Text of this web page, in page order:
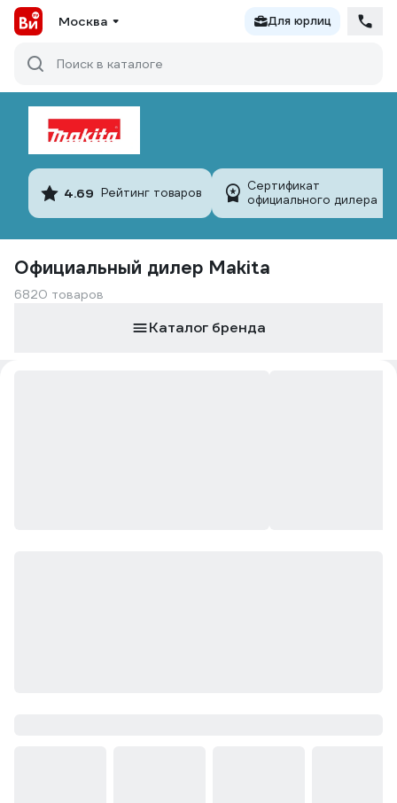
Москва Для юрлиц
Поиск в каталоге
4.69 Рейтинг товаров
Сертификат
официального дилера
Официальный дилер Makita
6820 товаров
Каталог бренда